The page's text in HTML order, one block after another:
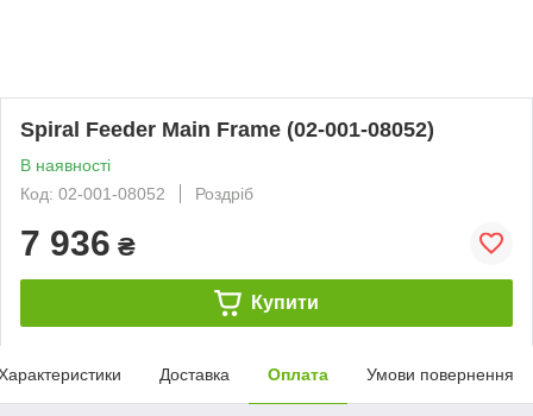
Spiral Feeder Main Frame (02-001-08052)
В наявності
Код: 02-001-08052
Роздріб
7 936 ₴
Купити
Доставка Оплата Умови повернення